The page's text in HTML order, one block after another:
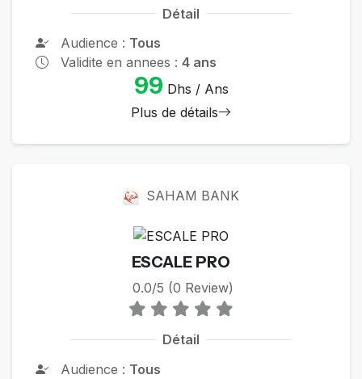
Détail
Audience : Tous
Validite en annees : 4 ans
99 Dhs / Ans
Plus de détails
SAHAM BANK
ESCALE PRO
0.0/5 (0 Review)
Détail
Audience : Tous